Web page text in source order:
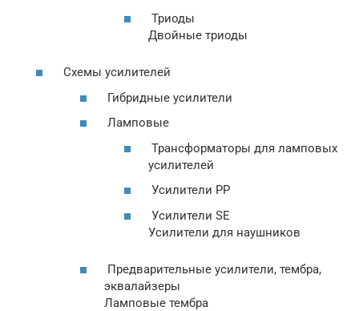
Триоды
Двойные триоды
Схемы усилителей
Гибридные усилители
Ламповые
Трансформаторы для ламповых
усилителей
Усилители PP
Усилители SE
Усилители для наушников
Предварительные усилители, тембра,
эквалайзеры
Ламповые тембра